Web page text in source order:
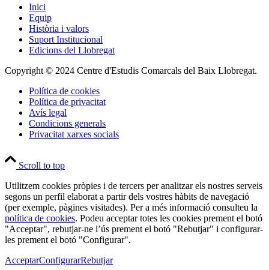
Inici
Equip
Història i valors
Suport Institucional
Edicions del Llobregat
Copyright © 2024 Centre d'Estudis Comarcals del Baix Llobregat.
Política de cookies
Política de privacitat
Avís legal
Condicions generals
Privacitat xarxes socials
Scroll to top
Utilitzem cookies pròpies i de tercers per analitzar els nostres serveis
segons un perfil elaborat a partir dels vostres hàbits de navegació
(per exemple, pàgines visitades). Per a més informació consulteu la
política de cookies. Podeu acceptar totes les cookies prement el botó
"Acceptar", rebutjar-ne l’ús prement el botó "Rebutjar" i configurar-
les prement el botó "Configurar".
AcceptarConfigurarRebutjar